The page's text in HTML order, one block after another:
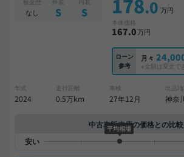
なし S S 178.0 万円
本体価格
167.0万円
ローン
参考
月々
※金額は変更で
年式
2024
走行距離
0.5万km
車検
27年12月
出品
神奈
中古車販売店の価格との比較
平均相場